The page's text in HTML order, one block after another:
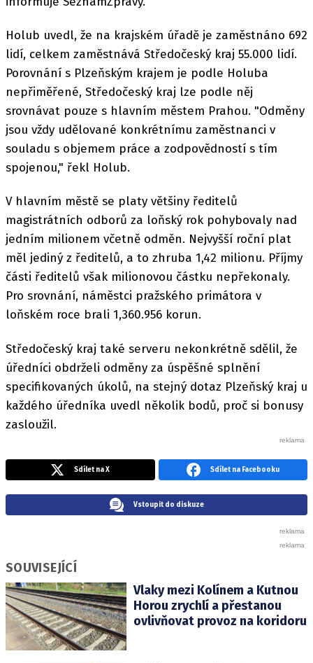
Holub uvedl, že na krajském úřadě je zaměstnáno 692
lidí, celkem zaměstnává Středočeský kraj 55.000 lidí.
Porovnání s Plzeňským krajem je podle Holuba
nepřiměřené, Středočeský kraj lze podle něj
srovnávat pouze s hlavním městem Prahou. "Odměny
jsou vždy udělované konkrétnímu zaměstnanci v
souladu s objemem práce a zodpovědností s tím
spojenou," řekl Holub.
V hlavním městě se platy většiny ředitelů
magistrátních odborů za loňský rok pohybovaly nad
jedním milionem včetně odměn. Nejvyšší roční plat
měl jediný z ředitelů, a to zhruba 1,42 milionu. Příjmy
části ředitelů však milionovou částku nepřekonaly.
Pro srovnání, náměstci pražského primátora v
loňském roce brali 1,360.956 korun.
Středočeský kraj také serveru nekonkrétně sdělil, že
úředníci obdrželi odměny za úspěšné splnění
specifikovaných úkolů, na stejný dotaz Plzeňský kraj u
každého úředníka uvedl několik bodů, proč si bonusy
zasloužil.
Sdílet na X Sdílet na Facebooku
Vstoupit do diskuze
SOUVISEJÍCÍ
Vlaky mezi Kolínem a Kutnou
Horou zrychlí a přestanou
ovlivňovat provoz na koridoru